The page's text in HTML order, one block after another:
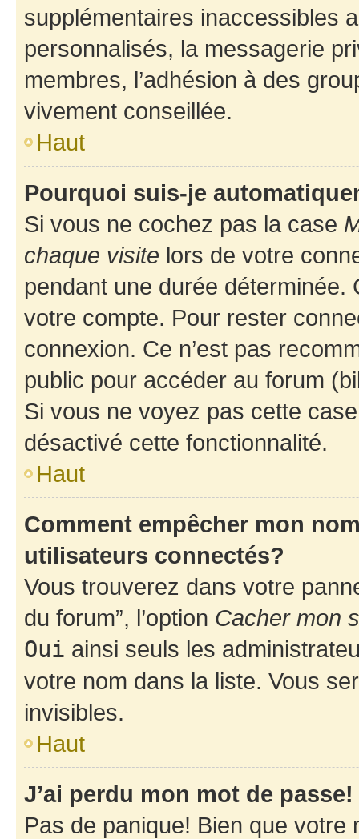
supplémentaires inaccessibles
personnalisés, la messagerie
membres, l’adhésion à des
vivement conseillée.
Haut
Pourquoi suis-je
Si vous ne cochez pas la case
chaque visite lors de votre
pendant une durée déterminée.
votre compte. Pour rester
connexion. Ce n’est pas
public pour accéder au forum
Si vous ne voyez pas cette
désactivé cette fonctionnalité.
Haut
Comment empêcher mon
utilisateurs connectés?
Vous trouverez dans votre
du forum”, l’option Cacher mon
Oui ainsi seuls les
votre nom dans la liste. Vous
invisibles.
Haut
J’ai perdu mon mot de passe!
Pas de panique! Bien que